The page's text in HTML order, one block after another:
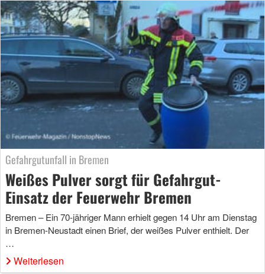
Gefahrgutunfall in Bremen
Weißes Pulver sorgt für Gefahrgut-
Einsatz der Feuerwehr Bremen
Bremen – Ein 70-jähriger Mann erhielt gegen 14 Uhr am Dienstag
in Bremen-Neustadt einen Brief, der weißes Pulver enthielt. Der
…
Weiterlesen